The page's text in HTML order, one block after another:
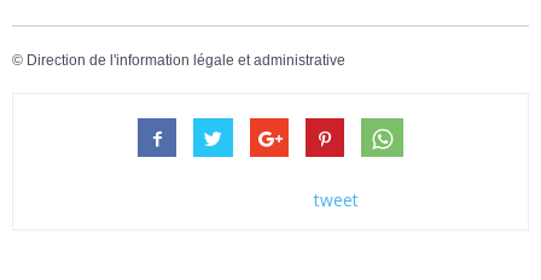
© Direction de l'information légale et administrative
tweet